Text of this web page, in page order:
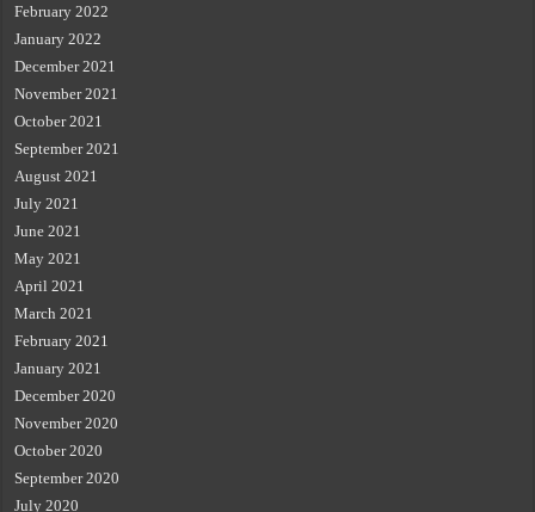
February 2022
January 2022
December 2021
November 2021
October 2021
September 2021
August 2021
July 2021
June 2021
May 2021
April 2021
March 2021
February 2021
January 2021
December 2020
November 2020
October 2020
September 2020
July 2020